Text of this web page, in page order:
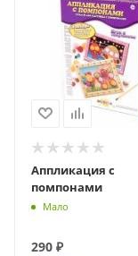
Аппликация с
помпонами
Мало
290 ₽